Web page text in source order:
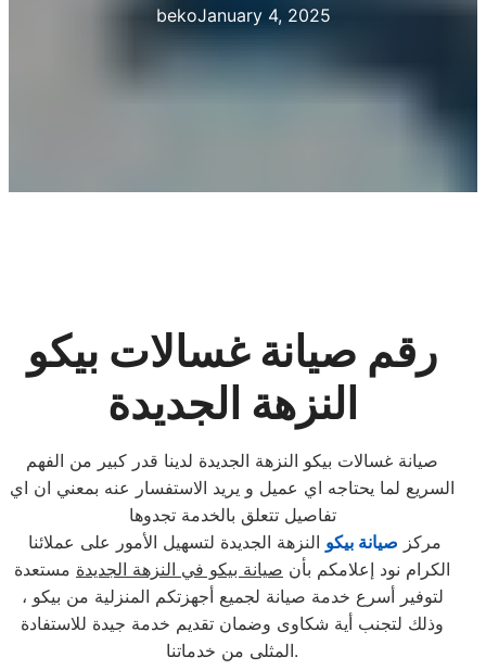
bekoJanuary 4, 2025
رقم صيانة غسالات بيكو
النزهة الجديدة
صيانة غسالات بيكو النزهة الجديدة لدينا قدر كبير من الفهم
السريع لما يحتاجه اي عميل و يريد الاستفسار عنه بمعني ان اي
تفاصيل تتعلق بالخدمة تجدوها
مركز صيانة بيكو النزهة الجديدة لتسهيل الأمور على عملائنا
الكرام نود إعلامكم بأن صيانة بيكو في النزهة الجديدة مستعدة
لتوفير أسرع خدمة صيانة لجميع أجهزتكم المنزلية من بيكو ،
وذلك لتجنب أية شكاوى وضمان تقديم خدمة جيدة للاستفادة
المثلى من خدماتنا.